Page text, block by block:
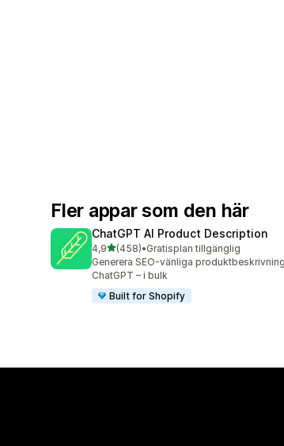
Fler appar som den här
ChatGPT AI Product Description
4,9av 5 stjärnor
(458)
458 recensioner totalt
•Gratisplan tillgänglig
Generera SEO-vänliga
ChatGPT – i bulk
Built for Shopify